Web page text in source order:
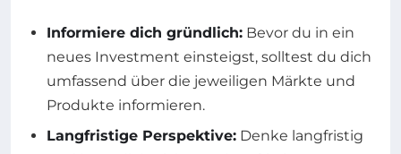
Informiere dich gründlich: Bevor du in ein
neues Investment einsteigst, solltest du dich
umfassend über die jeweiligen Märkte und
Produkte informieren.
Langfristige Perspektive: Denke langfristig